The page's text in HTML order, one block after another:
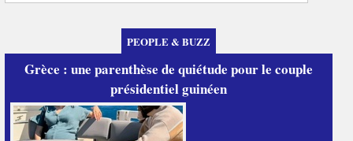
PEOPLE & BUZZ
Grèce : une parenthèse de quiétude pour le couple
présidentiel guinéen